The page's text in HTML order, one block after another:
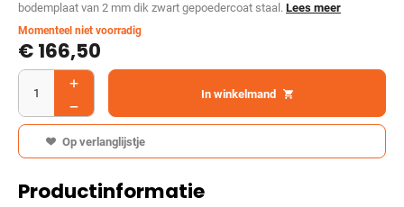
bodemplaat van 2 mm dik zwart gepoedercoat staal. Lees meer
Momenteel niet voorradig
€166,50
In winkelmand
Op verlanglijstje
Productinformatie